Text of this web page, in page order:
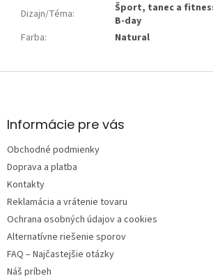
Dizajn/Téma:
Šport, tanec a
B-day
Farba: Natural
Z
ä
e
Informácie pre vás
Obchodné podmienky
Doprava a platba
Kontakty
Reklamácia a vrátenie tovaru
Ochrana osobných údajov a cookies
Alternatívne riešenie sporov
FAQ – Najčastejšie otázky
Náš príbeh